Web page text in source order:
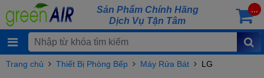
Sản Phẩm Chính Hãng
Dịch Vụ Tận Tâm
...
Trang chủ Thiết Bị Phòng Bếp Máy Rửa Bát LG